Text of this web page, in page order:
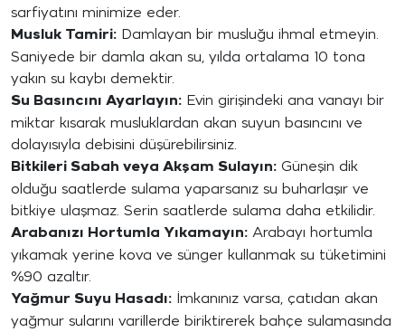
sarfiyatını minimize eder.
Musluk Tamiri: Damlayan bir musluğu ihmal etmeyin.
Saniyede bir damla akan su, yılda ortalama 10 tona
yakın su kaybı demektir.
Su Basıncını Ayarlayın: Evin girişindeki ana vanayı bir
miktar kısarak musluklardan akan suyun basıncını ve
dolayısıyla debisini düşürebilirsiniz.
Bitkileri Sabah veya Akşam Sulayın: Güneşin dik
olduğu saatlerde sulama yaparsanız su buharlaşır ve
bitkiye ulaşmaz. Serin saatlerde sulama daha etkilidir.
Arabanızı Hortumla Yıkamayın: Arabayı hortumla
yıkamak yerine kova ve sünger kullanmak su tüketimini
%90 azaltır.
Yağmur Suyu Hasadı: İmkanınız varsa, çatıdan akan
yağmur sularını varillerde biriktirerek bahçe sulamasında